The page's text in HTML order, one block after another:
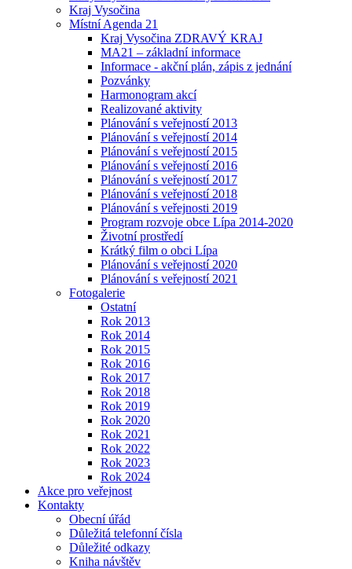
Kraj Vysočina
Místní Agenda 21
Kraj Vysočina ZDRAVÝ KRAJ
MA21 – základní informace
Informace - akční plán, zápis z jednání
Pozvánky
Harmonogram akcí
Realizované aktivity
Plánování s veřejností 2013
Plánování s veřejností 2014
Plánování s veřejností 2015
Plánování s veřejností 2016
Plánování s veřejností 2017
Plánování s veřejností 2018
Plánování s veřejnosti 2019
Program rozvoje obce Lípa 2014-2020
Životní prostředí
Krátký film o obci Lípa
Plánování s veřejností 2020
Plánování s veřejností 2021
Fotogalerie
Ostatní
Rok 2013
Rok 2014
Rok 2015
Rok 2016
Rok 2017
Rok 2018
Rok 2019
Rok 2020
Rok 2021
Rok 2022
Rok 2023
Rok 2024
Akce pro veřejnost
Kontakty
Obecní úřád
Důležitá telefonní čísla
Důležité odkazy
Kniha návštěv